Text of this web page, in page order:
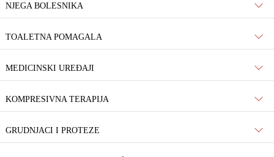
NJEGA BOLESNIKA
TOALETNA POMAGALA
MEDICINSKI UREĐAJI
KOMPRESIVNA TERAPIJA
GRUDNJACI I PROTEZE